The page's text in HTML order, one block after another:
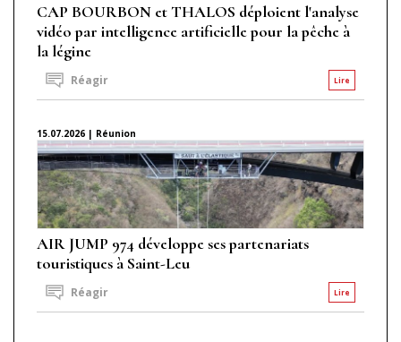
CAP BOURBON et THALOS déploient l'analyse
vidéo par intelligence artificielle pour la pêche à
la légine
Lire
Réagir
15.07.2026 | Réunion
AIR JUMP 974 développe ses partenariats
touristiques à Saint-Leu
Lire
Réagir